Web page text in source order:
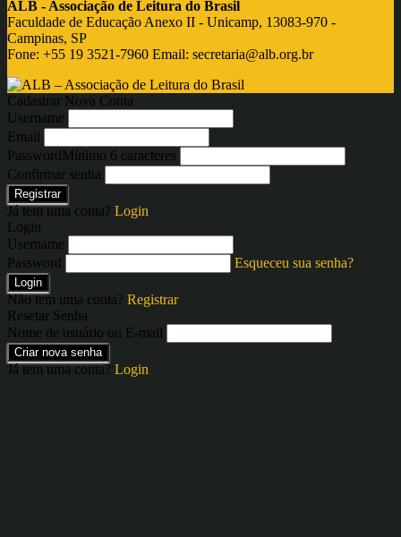
ALB - Associação de Leitura do Brasil
Faculdade de Educação Anexo II - Unicamp, 13083-970 -
Campinas, SP
Fone: +55 19 3521-7960 Email: secretaria@alb.org.br
Cadastrar Nova Conta
Username
Email
PasswordMínimo 6 caracteres
Confirmar senha
Registrar
Já tem uma conta? Login
Login
Username
Password
Esqueceu sua senha?
Login
Não tem uma conta? Registrar
Resetar Senha
Nome de usuário ou E-mail
Criar nova senha
Já tem uma conta? Login